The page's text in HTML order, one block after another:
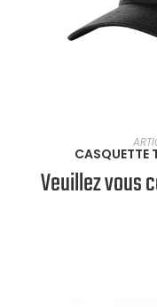
CASQUETTE
Veuillez vous